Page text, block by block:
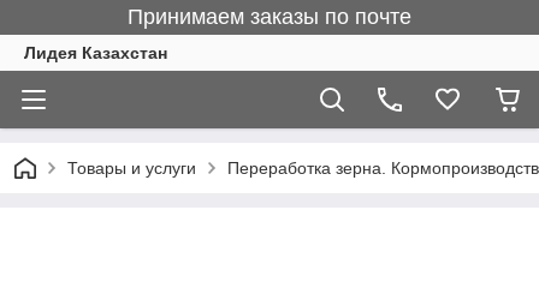
Принимаем заказы по почте
Лидея Казахстан
Товары и услуги Переработка зерна.